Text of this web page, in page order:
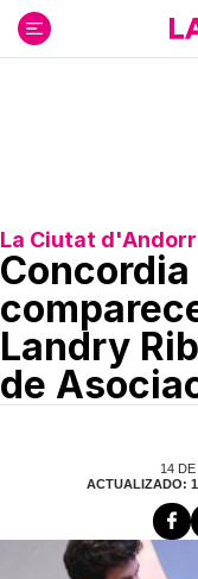
contenido
La Ciutat
Landry
de
14
ACTUALIZADO: